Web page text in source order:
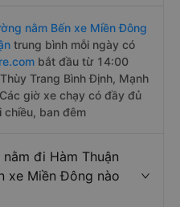
nằm Bến xe Miền Đông
trung bình mỗi ngày có
bắt đầu từ 14:00
Trang Bình Định, Mạnh
giờ xe chạy có đầy đủ
chiều, ban đêm
đi Hàm Thuận
xe Miền Đông nào